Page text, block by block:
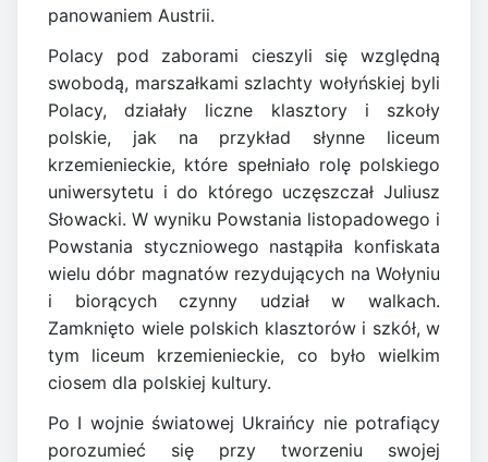
panowaniem Austrii.
Polacy pod zaborami cieszyli się względną
swobodą, marszałkami szlachty wołyńskiej byli
Polacy, działały liczne klasztory i szkoły
polskie, jak na przykład słynne liceum
krzemienieckie, które spełniało rolę polskiego
uniwersytetu i do którego uczęszczał Juliusz
Słowacki. W wyniku Powstania listopadowego i
Powstania styczniowego nastąpiła konfiskata
wielu dóbr magnatów rezydujących na Wołyniu
i biorących czynny udział w walkach.
Zamknięto wiele polskich klasztorów i szkół, w
tym liceum krzemienieckie, co było wielkim
ciosem dla polskiej kultury.
Po I wojnie światowej Ukraińcy nie potrafiący
porozumieć się przy tworzeniu swojej